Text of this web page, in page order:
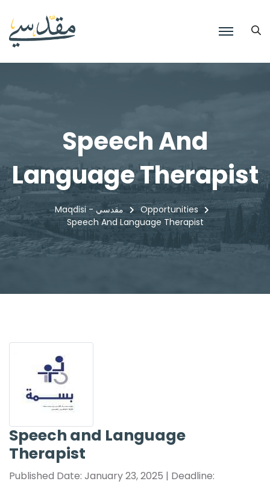
Speech And
Language Therapist
Maqdisi - مقدسي
Opportunities
Speech And Language Therapist
Speech and Language
Therapist
Published Date: January 23, 2025 | Deadline: